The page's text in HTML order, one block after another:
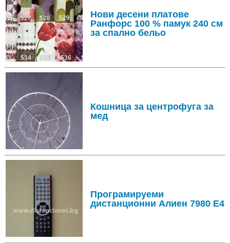
Нови десени платове
Ранфорс 100 % памук 240 см
за спално бельо
Кошница за центрофуга за
мед
Програмируеми
дистанционни Алиен 7980 E4